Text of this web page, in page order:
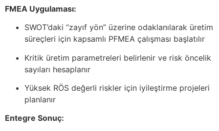
FMEA Uygulaması:
SWOT’daki “zayıf yön” üzerine odaklanılarak üretim
süreçleri için kapsamlı PFMEA çalışması başlatılır
Kritik üretim parametreleri belirlenir ve risk öncelik
sayıları hesaplanır
Yüksek RÖS değerli riskler için iyileştirme projeleri
planlanır
Entegre Sonuç: